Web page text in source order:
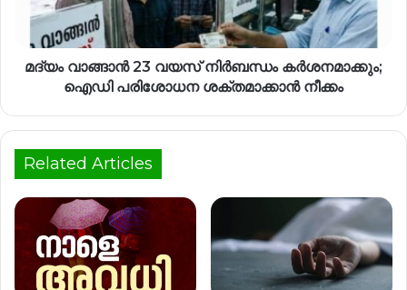
മദ്യം വാങ്ങാൻ 23 വയസ് നിർബന്ധം കർശനമാക്കും;
ഐഡി പരിശോധന ശക്തമാക്കാൻ നീക്കം
Related Articles